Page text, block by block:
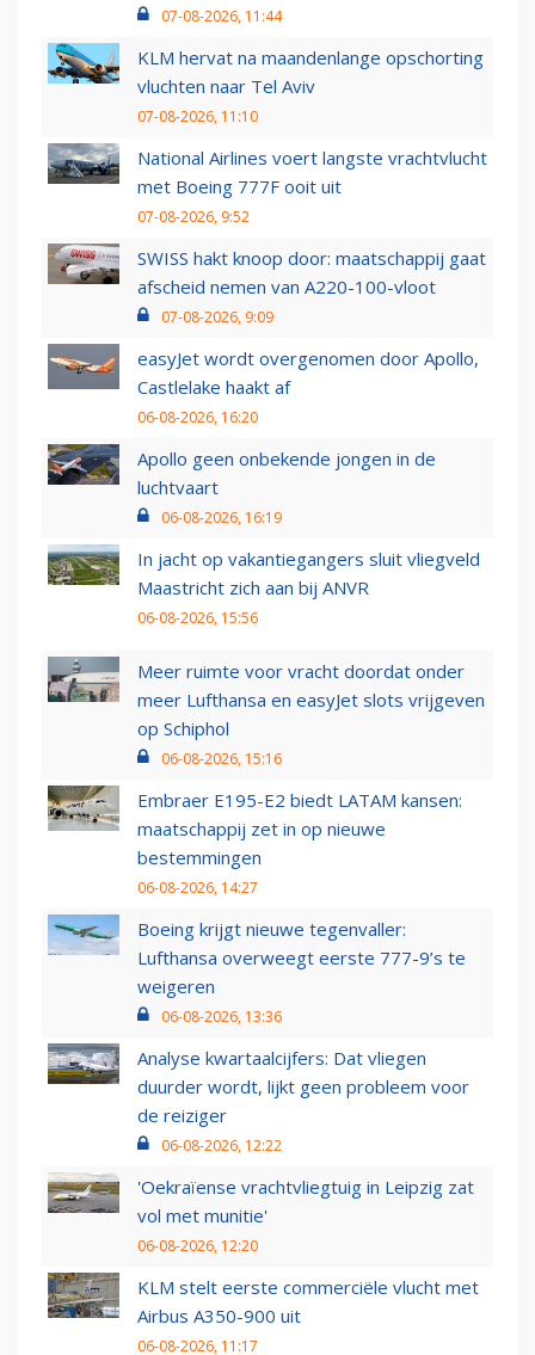
07-08-2026, 11:44
KLM hervat na maandenlange opschorting
vluchten naar Tel Aviv
07-08-2026, 11:10
National Airlines voert langste vrachtvlucht
met Boeing 777F ooit uit
07-08-2026, 9:52
SWISS hakt knoop door: maatschappij gaat
afscheid nemen van A220-100-vloot
07-08-2026, 9:09
easyJet wordt overgenomen door Apollo,
Castlelake haakt af
06-08-2026, 16:20
Apollo geen onbekende jongen in de
luchtvaart
06-08-2026, 16:19
In jacht op vakantiegangers sluit vliegveld
Maastricht zich aan bij ANVR
06-08-2026, 15:56
Meer ruimte voor vracht doordat onder
meer Lufthansa en easyJet slots vrijgeven
op Schiphol
06-08-2026, 15:16
Embraer E195-E2 biedt LATAM kansen:
maatschappij zet in op nieuwe
bestemmingen
06-08-2026, 14:27
Boeing krijgt nieuwe tegenvaller:
Lufthansa overweegt eerste 777-9’s te
weigeren
06-08-2026, 13:36
Analyse kwartaalcijfers: Dat vliegen
duurder wordt, lijkt geen probleem voor
de reiziger
06-08-2026, 12:22
'Oekraïense vrachtvliegtuig in Leipzig zat
vol met munitie'
06-08-2026, 12:20
KLM stelt eerste commerciële vlucht met
Airbus A350-900 uit
06-08-2026, 11:17